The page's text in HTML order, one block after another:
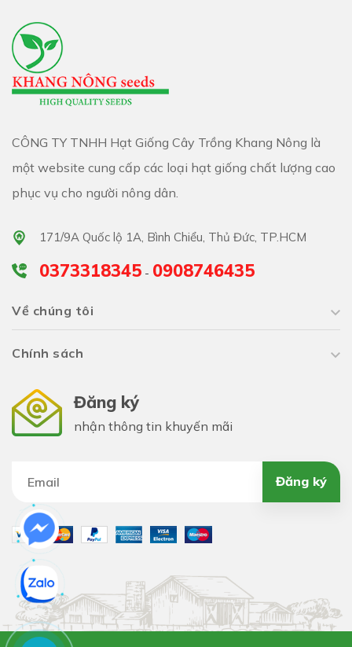
dưỡng như là vitamin K, acid folic.
➡️ Vì thế mà cứ 100 gam có thể cung cấp cho cơ thể
bạn được 194 mcg vitamin K. Acid folic trong cải còn có
tác dụng giúp cải thiện trí nhớ của bạn, giúp não bạn
luôn hoạt động một cách nhạy bén.
- Bạn có thể dùng loại bắp cải này để chế biến các món
ăn như là làm salad, các món xào, hoặc các món xiên
nướng đều sẽ ngon tuyệt. Chúng còn chứa rất nhiều chất
CÔNG TY TNHH Hạt Giống Cây Trồng Khang Nông là
một website cung cấp các loại hạt giống chất lượng cao
phục vụ cho người nông dân.
171/9A Quốc lộ 1A, Bình Chiểu, Thủ Đức, TP.HCM
0373318345 - 0908746435
Về chúng tôi
Chính sách
Đăng ký
nhận thông tin khuyến mãi
Đăng ký